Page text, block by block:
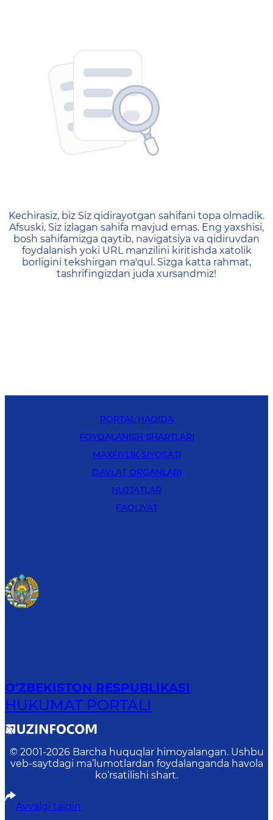
404 — Страница не
Kechirasiz, biz Siz qidirayotgan sahifani topa olmadik.
Afsuski, Siz izlagan sahifa mavjud emas. Eng yaxshisi,
bosh sahifamizga qaytib, navigatsiya va qidiruvdan
foydalanish yoki URL manzilini kiritishda xatolik
borligini tekshirgan ma'qul. Sizga katta rahmat,
tashrifingizdan juda xursandmiz!
PORTAL HAQIDA
FOYDALANISH SHARTLARI
MAXFIYLIK SIYOSATI
DAVLAT ORGANLARI
HUJJATLAR
FAOLIYAT
O‘ZBEKISTON RESPUBLIKASI
HUKUMAT PORTALI
© 2001-2026 Barcha huquqlar himoyalangan. Ushbu
veb-saytdagi ma’lumotlardan foydalanganda havola
ko‘rsatilishi shart.
Avvalgi talqin